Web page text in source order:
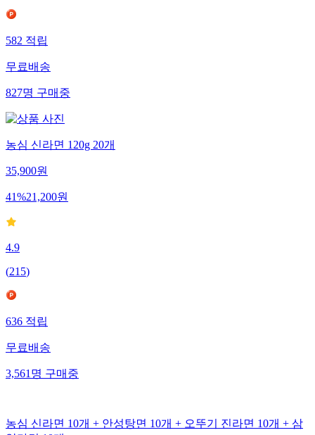
582적립
무료배송
827명구매중
농심 신라면 120g 20개
35,900원
41%21,200원
4.9
(215)
636적립
무료배송
3,561명구매중
농심 신라면 10개 + 안성탕면 10개 + 오뚜기 진라면 10개 + 삼